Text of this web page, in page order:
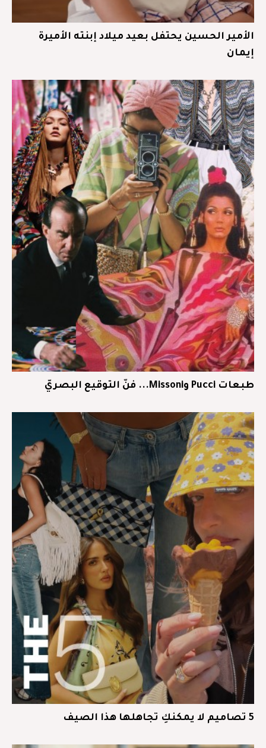
الأمير الحسين يحتفل بعيد ميلاد إبنته الأميرة
إيمان
طبعات Pucci وMissoni... فنّ التوقيع البصريّ
5 تصاميم لا يمكنكِ تجاهلها هذا الصيف